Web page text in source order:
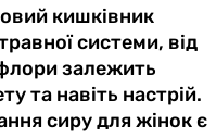
кишківник
системи, від
залежить
та навіть настрій.
сиру для жінок є